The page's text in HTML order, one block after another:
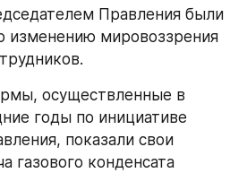
Правления были
изменению мировоззрения
осуществленные в
годы по инициативе
показали свои
газового конденсата